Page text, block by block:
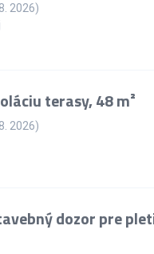
2026)
terasy, 48 m²
2026)
dozor pre